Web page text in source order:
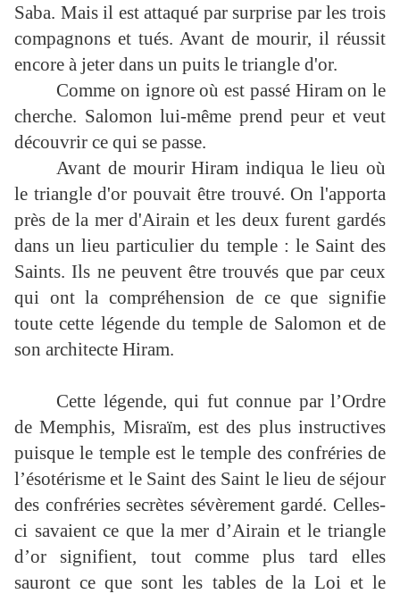
Saba. Mais il est attaqué par surprise par les trois
compagnons et tués. Avant de mourir, il réussit
encore à jeter dans un puits le triangle d'or.
Comme on ignore où est passé Hiram on le
cherche. Salomon lui-même prend peur et veut
découvrir ce qui se passe.
Avant de mourir Hiram indiqua le lieu où
le triangle d'or pouvait être trouvé. On l'apporta
près de la mer d'Airain et les deux furent gardés
dans un lieu particulier du temple : le Saint des
Saints. Ils ne peuvent être trouvés que par ceux
qui ont la compréhension de ce que signifie
toute cette légende du temple de Salomon et de
son architecte Hiram.
Cette légende, qui fut connue par l’Ordre
de Memphis, Misraïm, est des plus instructives
puisque le temple est le temple des confréries de
l’ésotérisme et le Saint des Saint le lieu de séjour
des confréries secrètes sévèrement gardé. Celles-
ci savaient ce que la mer d’Airain et le triangle
d’or signifient, tout comme plus tard elles
sauront ce que sont les tables de la Loi et le